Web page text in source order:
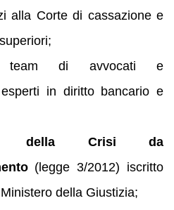
alla Corte di cassazione e
team di avvocati e
esperti in diritto bancario e
della Crisi da
(legge 3/2012) iscritto
della Giustizia;